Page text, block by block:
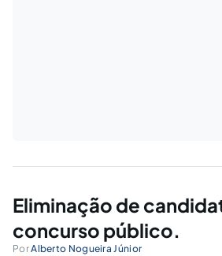
Eliminação de
concurso público.
PorAlberto Nogueira Júnior